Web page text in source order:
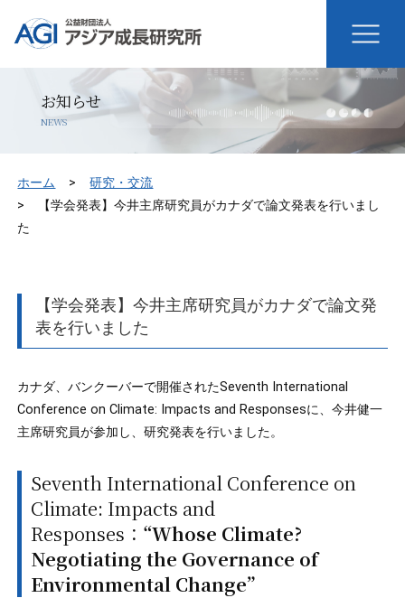
お知らせ
NEWS
ホーム
研究・交流
【学会発表】今井主席研究員がカナダで論文発表を行いまし
た
【学会発表】今井主席研究員がカナダで論文発
表を行いました
カナダ、バンクーバーで開催されたSeventh International
Conference on Climate: Impacts and Responsesに、今井健一
主席研究員が参加し、研究発表を行いました。
Seventh International Conference on
Climate: Impacts and
Responses： “Whose Climate?
Negotiating the Governance of
Environmental Change”